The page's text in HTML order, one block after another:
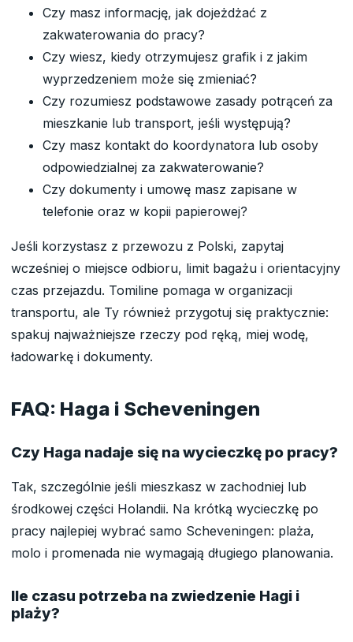
Czy masz informację, jak dojeżdżać z
zakwaterowania do pracy?
Czy wiesz, kiedy otrzymujesz grafik i z jakim
wyprzedzeniem może się zmieniać?
Czy rozumiesz podstawowe zasady potrąceń za
mieszkanie lub transport, jeśli występują?
Czy masz kontakt do koordynatora lub osoby
odpowiedzialnej za zakwaterowanie?
Czy dokumenty i umowę masz zapisane w
telefonie oraz w kopii papierowej?
Jeśli korzystasz z przewozu z Polski, zapytaj
wcześniej o miejsce odbioru, limit bagażu i orientacyjny
czas przejazdu. Tomiline pomaga w organizacji
transportu, ale Ty również przygotuj się praktycznie:
spakuj najważniejsze rzeczy pod ręką, miej wodę,
ładowarkę i dokumenty.
FAQ: Haga i Scheveningen
Czy Haga nadaje się na wycieczkę po pracy?
Tak, szczególnie jeśli mieszkasz w zachodniej lub
środkowej części Holandii. Na krótką wycieczkę po
pracy najlepiej wybrać samo Scheveningen: plaża,
molo i promenada nie wymagają długiego planowania.
Ile czasu potrzeba na zwiedzenie Hagi i
plaży?